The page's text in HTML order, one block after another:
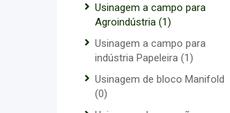
Usinagem a campo para
Agroindústria (1)
Usinagem a campo para
indústria Papeleira (1)
Usinagem de bloco Manifold
(0)